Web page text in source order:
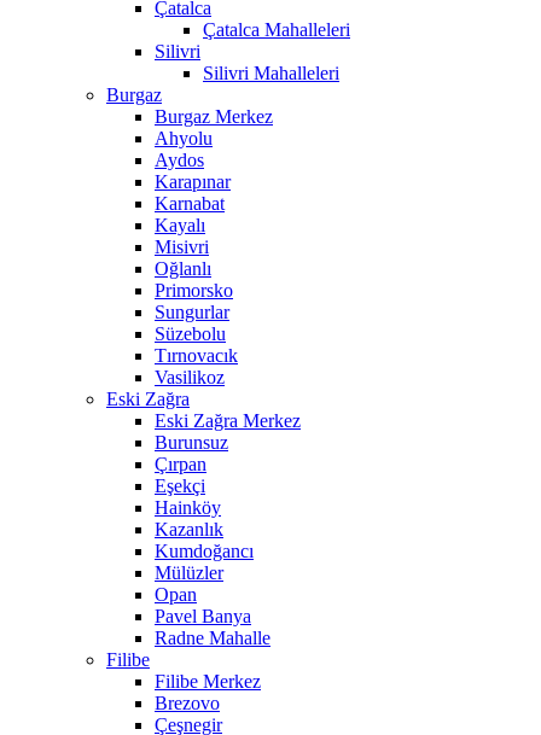
Çatalca
Çatalca Mahalleleri
Silivri
Silivri Mahalleleri
Burgaz
Burgaz Merkez
Ahyolu
Aydos
Karapınar
Karnabat
Kayalı
Misivri
Oğlanlı
Primorsko
Sungurlar
Süzebolu
Tırnovacık
Vasilikoz
Eski Zağra
Eski Zağra Merkez
Burunsuz
Çırpan
Eşekçi
Hainköy
Kazanlık
Kumdoğancı
Mülüzler
Opan
Pavel Banya
Radne Mahalle
Filibe
Filibe Merkez
Brezovo
Çeşnegir